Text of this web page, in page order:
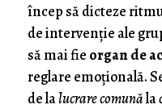
încep să dicteze
de intervenție ale
să mai fie organ de
reglare emoțională.
de lalucrare comunăla